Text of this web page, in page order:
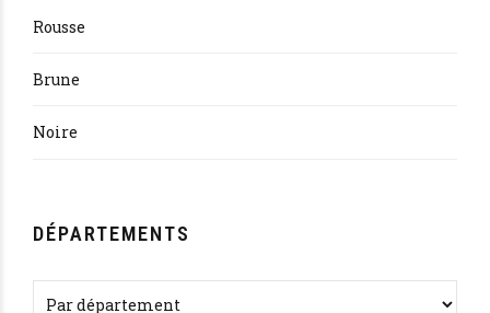
Rousse
Brune
Noire
DÉPARTEMENTS